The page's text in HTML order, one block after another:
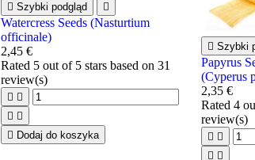
 Szybki podgląd 
Watercress Seeds (Nasturtium
officinale)
2,45 €
Rated 5out of 5 stars based on 31
review(s)
 
 
 Dodaj do koszyka
 Szybki
Papyrus
(Cyperus
2,35 €
Rated4
review(s)
 
 